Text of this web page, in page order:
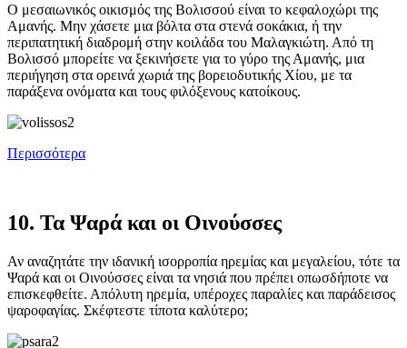
Ο μεσαιωνικός οικισμός της Βολισσού είναι το κεφαλοχώρι της
Αμανής. Μην χάσετε μια βόλτα στα στενά σοκάκια, ή την
περιπατητική διαδρομή στην κοιλάδα του Μαλαγκιώτη. Από τη
Βολισσό μπορείτε να ξεκινήσετε για το γύρο της Αμανής, μια
περιήγηση στα ορεινά χωριά της βορειοδυτικής Χίου, με τα
παράξενα ονόματα και τους φιλόξενους κατοίκους.
Περισσότερα
10. Τα Ψαρά και οι Οινούσσες
Αν αναζητάτε την ιδανική ισορροπία ηρεμίας και μεγαλείου, τότε τα
Ψαρά και οι Οινούσσες είναι τα νησιά που πρέπει οπωσδήποτε να
επισκεφθείτε. Απόλυτη ηρεμία, υπέροχες παραλίες και παράδεισος
ψαροφαγίας. Σκέφτεστε τίποτα καλύτερο;